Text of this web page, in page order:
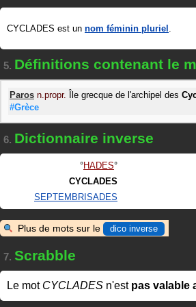
CYCLADES est un nom féminin pluriel .
5. Définitions contenant le
Paros n.propr. Île grecque de l'archipel des
#Grèce
6. Dictionnaire inverse
HADES
CYCLADES
SEPTEMBRISADES
Plus de mots sur le dico inverse
7. Scrabble
Le mot CYCLADES n'est pas valable